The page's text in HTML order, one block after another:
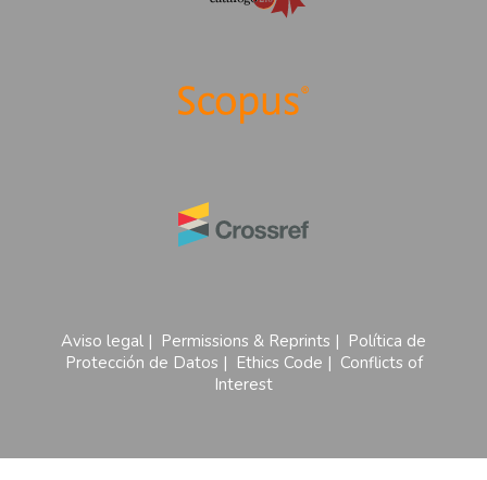
Aviso legal | Permissions & Reprints | Política de
Protección de Datos | Ethics Code | Conflicts of
Interest